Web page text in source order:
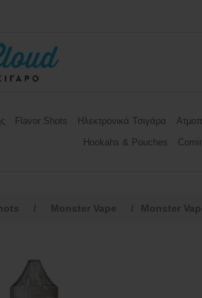
Flavor Shots Ηλεκτρονικά Τσιγάρα
Hookahs & Pouches
/ Monster Vape / Monster